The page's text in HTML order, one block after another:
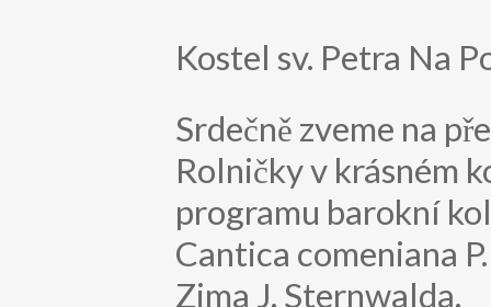
Kostel sv. Petra Na
Srdečně zveme na
Rolničky v krásném
programu barokní
Cantica comeniana
Zima J. Sternwalda.